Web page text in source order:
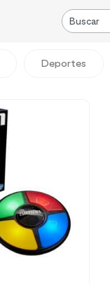
Deportes